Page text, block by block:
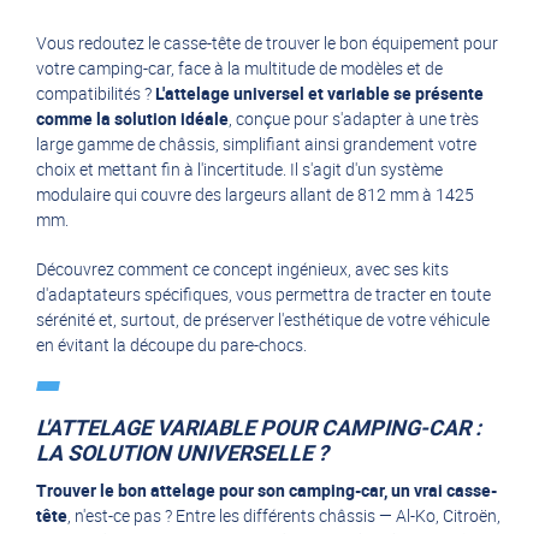
Vous redoutez le casse-tête de trouver le bon équipement pour
votrecamping-car, face à la multitude de modèles et de
compatibilités ?L'attelage universel et variable se présente
comme la solution idéale, conçue pour s'adapter à une très
large gamme de châssis, simplifiant ainsi grandement votre
choix et mettant fin à l'incertitude. Il s'agit d'un système
modulaire qui couvre des largeurs allant de 812 mm à 1425
mm.
Découvrez comment ce concept ingénieux, avec ses kits
d'adaptateurs spécifiques, vous permettra de tracter en toute
sérénité et, surtout, de préserver l'esthétique de votre véhicule
en évitant la découpe du pare-chocs.
L'ATTELAGE VARIABLE POUR CAMPING-CAR :
LA SOLUTION UNIVERSELLE ?
Trouverle bon attelage pour son camping-car, un vrai casse-
tête, n'est-ce pas ? Entre les différents châssis — Al-Ko, Citroën,